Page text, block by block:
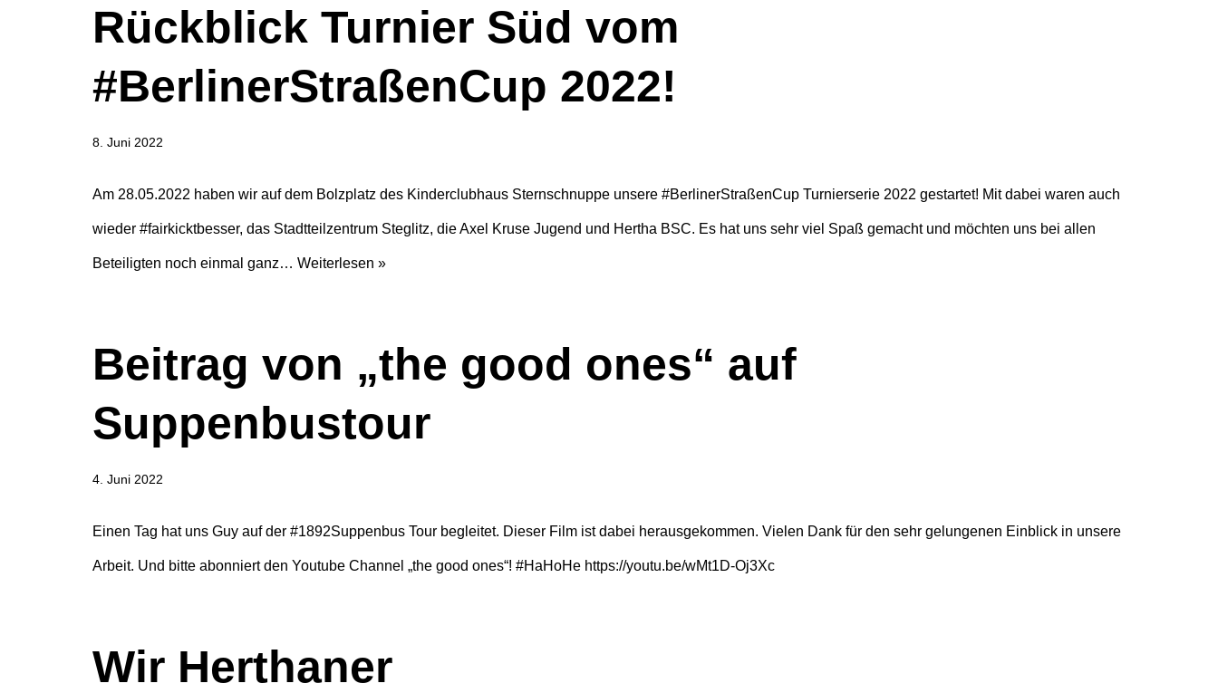
Rückblick Turnier Süd vom
#BerlinerStraßenCup 2022!
8. Juni 2022
Am 28.05.2022 haben wir auf dem Bolzplatz des Kinderclubhaus Sternschnuppe unsere #BerlinerStraßenCup Turnierserie 2022 gestartet! Mit dabei waren auch
wieder #fairkicktbesser, das Stadtteilzentrum Steglitz, die Axel Kruse Jugend und Hertha BSC. Es hat uns sehr viel Spaß gemacht und möchten uns bei allen
Beteiligten noch einmal ganz… Weiterlesen »
Beitrag von „the good ones“ auf
Suppenbustour
4. Juni 2022
Einen Tag hat uns Guy auf der #1892Suppenbus Tour begleitet. Dieser Film ist dabei herausgekommen. Vielen Dank für den sehr gelungenen Einblick in unsere
Arbeit. Und bitte abonniert den Youtube Channel „the good ones“! #HaHoHe https://youtu.be/wMt1D-Oj3Xc
Wir Herthaner